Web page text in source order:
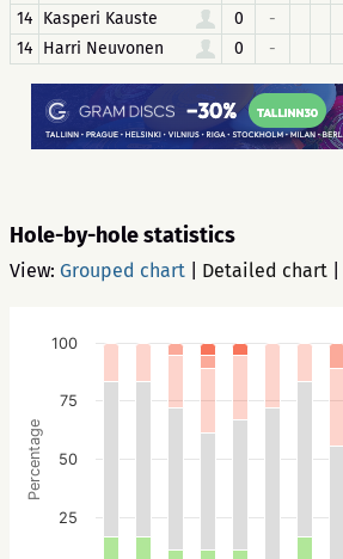
14 Kasperi Kauste 0
-
14 Harri Neuvonen 0 -
Hole-by-hole statistics
View: Grouped chart Detailed chart
Percentage
25
50
75
100